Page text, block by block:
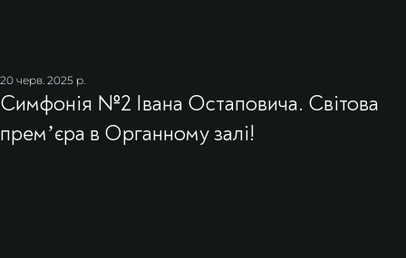
Симфонія №2 Івана Остаповича. Світова
премʼєра в Органному залі!
20 черв. 2025 р.